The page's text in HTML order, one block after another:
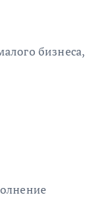
бизнеса,